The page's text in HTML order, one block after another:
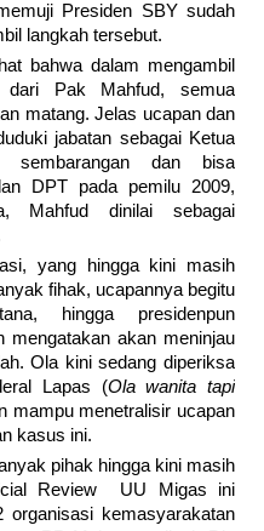
Presiden SBY sudah
langkah tersebut.
bahwa dalam mengambil
dari Pak Mahfud, semua
matang. Jelas ucapan dan
jabatan sebagai Ketua
sembarangan dan bisa
DPT pada pemilu 2009,
Mahfud dinilai sebagai
yang hingga kini masih
fihak, ucapannya begitu
hingga presidenpun
mengatakan akan meninjau
Ola kini sedang diperiksa
Lapas (Ola wanita tapi
mampu menetralisir ucapan
kasus ini.
pihak hingga kini masih
Review UU Migas ini
kemasyarakatan